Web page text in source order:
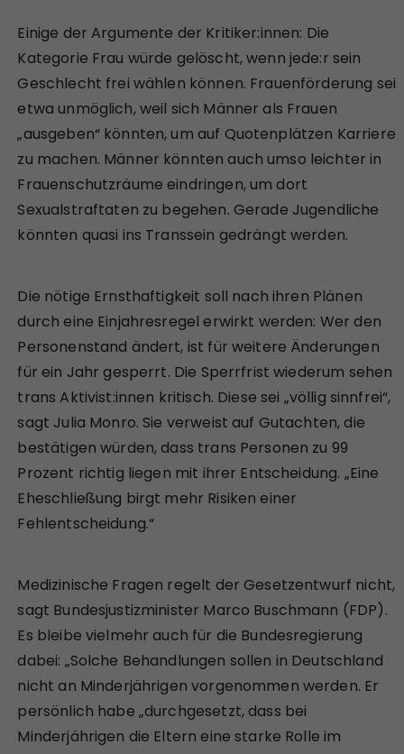
Einige der Argumente der Kritiker:innen: Die
Kategorie Frau würde gelöscht, wenn jede:r sein
Geschlecht frei wählen können. Frauenförderung sei
etwa unmöglich, weil sich Männer als Frauen
„ausgeben“ könnten, um auf Quotenplätzen Karriere
zu machen. Männer könnten auch umso leichter in
Frauenschutzräume eindringen, um dort
Sexualstraftaten zu begehen. Gerade Jugendliche
könnten quasi ins Transsein gedrängt werden.
Die nötige Ernsthaftigkeit soll nach ihren Plänen
durch eine Einjahresregel erwirkt werden: Wer den
Personenstand ändert, ist für weitere Änderungen
für ein Jahr gesperrt. Die Sperrfrist wiederum sehen
trans Aktivist:innen kritisch. Diese sei „völlig sinnfrei“,
sagt Julia Monro. Sie verweist auf Gutachten, die
bestätigen würden, dass trans Personen zu 99
Prozent richtig liegen mit ihrer Entscheidung. „Eine
Eheschließung birgt mehr Risiken einer
Fehlentscheidung.“
Medizinische Fragen regelt der Gesetzentwurf nicht,
sagt Bundesjustizminister Marco Buschmann (FDP).
Es bleibe vielmehr auch für die Bundesregierung
dabei: „Solche Behandlungen sollen in Deutschland
nicht an Minderjährigen vorgenommen werden. Er
persönlich habe „durchgesetzt, dass bei
Minderjährigen die Eltern eine starke Rolle im